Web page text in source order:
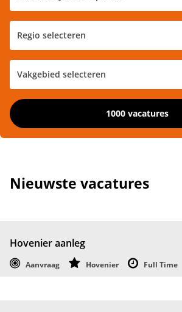
1000 vacatures
Nieuwste vacatures
Hovenier aanleg
Aanvraag Hovenier Full Time